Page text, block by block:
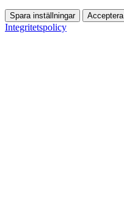
Spara inställningar Acceptera
Integritetspolicy